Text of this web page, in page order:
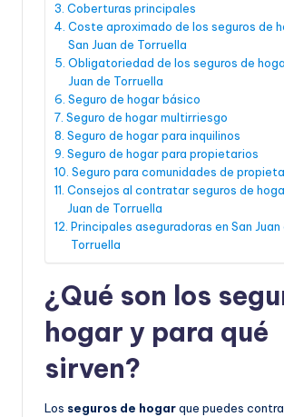
Coberturas principales
Coste aproximado de los seguros de
San Juan de Torruella
Obligatoriedad de los seguros de
Juan de Torruella
Seguro de hogar básico
Seguro de hogar multirriesgo
Seguro de hogar para inquilinos
Seguro de hogar para propietarios
Seguro para comunidades de
Consejos al contratar seguros de
Juan de Torruella
Principales aseguradoras en San Juan
Torruella
¿Qué son los
hogar y para qué
sirven?
Los seguros de hogarque puedes